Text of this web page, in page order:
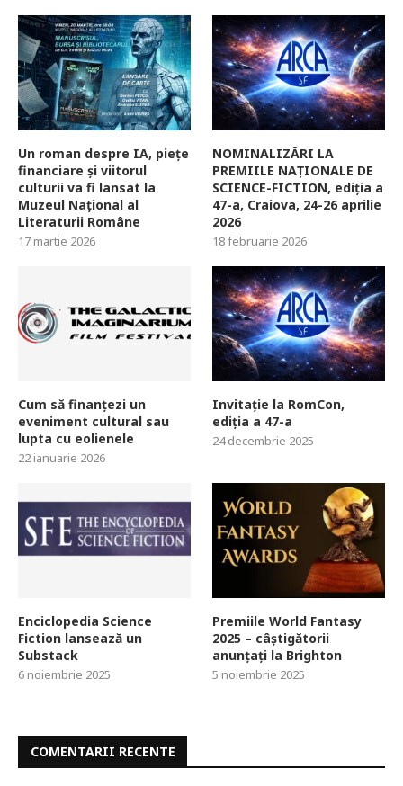
Un roman despre IA, piețe
financiare și viitorul
culturii va fi lansat la
Muzeul Național al
Literaturii Române
17 martie 2026
NOMINALIZĂRI LA
PREMIILE NAȚIONALE DE
SCIENCE-FICTION, ediția a
47-a, Craiova, 24-26 aprilie
2026
18 februarie 2026
Cum să finanțezi un
eveniment cultural sau
lupta cu eolienele
22 ianuarie 2026
Invitație la RomCon,
ediția a 47-a
24 decembrie 2025
Enciclopedia Science
Fiction lansează un
Substack
6 noiembrie 2025
Premiile World Fantasy
2025 – câștigătorii
anunțați la Brighton
5 noiembrie 2025
COMENTARII RECENTE